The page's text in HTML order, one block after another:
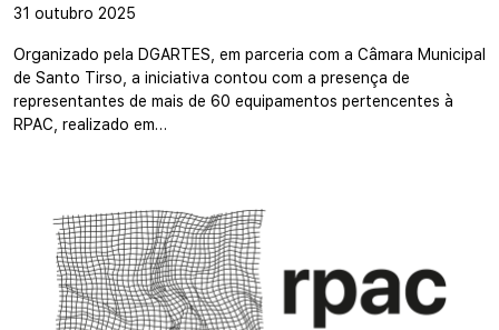
31 outubro 2025
Organizado pela DGARTES, em parceria com a Câmara Municipal
de Santo Tirso, a iniciativa contou com a presença de
representantes de mais de 60 equipamentos pertencentes à
RPAC, realizado em…